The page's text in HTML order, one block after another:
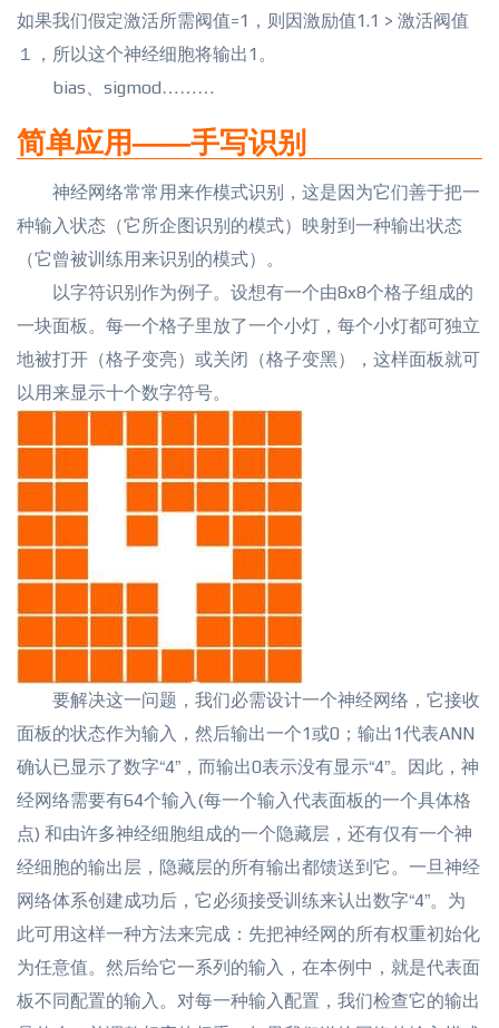
如果我们假定激活所需阀值=1，则因激励值1.1 > 激活阀值
１，所以这个神经细胞将输出1。
bias、sigmod………
简单应用——手写识别
神经网络常常用来作模式识别，这是因为它们善于把一
种输入状态（它所企图识别的模式）映射到一种输出状态
（它曾被训练用来识别的模式）。
以字符识别作为例子。设想有一个由8x8个格子组成的
一块面板。每一个格子里放了一个小灯，每个小灯都可独立
地被打开（格子变亮）或关闭（格子变黑），这样面板就可
以用来显示十个数字符号。
要解决这一问题，我们必需设计一个神经网络，它接收
面板的状态作为输入，然后输出一个1或0；输出1代表ANN
确认已显示了数字“4”，而输出0表示没有显示“4”。因此，神
经网络需要有64个输入(每一个输入代表面板的一个具体格
点) 和由许多神经细胞组成的一个隐藏层，还有仅有一个神
经细胞的输出层，隐藏层的所有输出都馈送到它。一旦神经
网络体系创建成功后，它必须接受训练来认出数字“4”。为
此可用这样一种方法来完成：先把神经网的所有权重初始化
为任意值。然后给它一系列的输入，在本例中，就是代表面
板不同配置的输入。对每一种输入配置，我们检查它的输出